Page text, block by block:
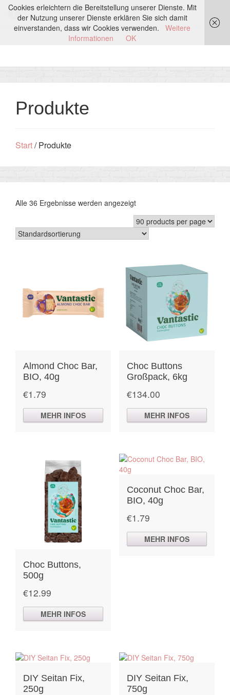
Produkte
Start/ Produkte
Alle 36 Ergebnisse werden angezeigt
Almond Choc Bar,
BIO, 40g
€1.79
MEHR INFOS
Choc Buttons
Großpack, 6kg
€134.00
MEHR INFOS
Choc Buttons,
500g
€12.99
MEHR INFOS
Coconut Choc Bar,
BIO, 40g
€1.79
MEHR INFOS
DIY Seitan Fix,
250g
DIY Seitan Fix,
750g
Cookies erleichtern die Bereitstellung unserer Dienste. Mit
der Nutzung unserer Dienste erklären Sie sich damit
einverstanden, dass wir Cookies verwenden.
Weitere
Informationen
OK